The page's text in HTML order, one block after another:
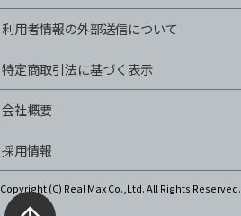
利用者情報の外部送信について
特定商取引法に基づく表示
会社概要
採用情報
Copyright (C) Real Max Co.,Ltd. All Rights Reserved.